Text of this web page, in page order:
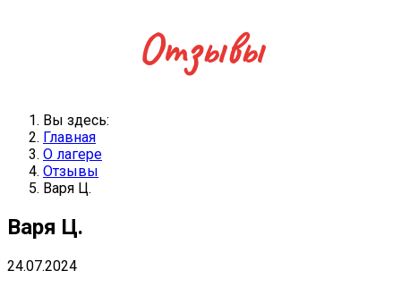
Отзывы
Вы здесь:
Главная
О лагере
Отзывы
Варя Ц.
Варя Ц.
24.07.2024